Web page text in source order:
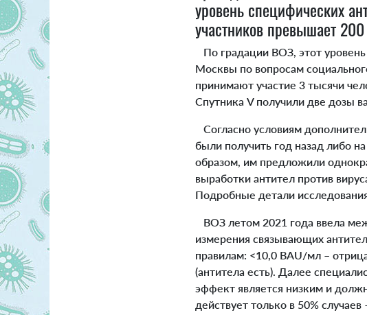
уровень специфических
участников превышает
По градации ВОЗ, этот
Москвы по вопросам
принимают участие 3 тысячи
Спутника V получили две дозы
Согласно условиям
были получить год назад либо
образом, им предложили
выработки антител против
Подробные детали
ВОЗ летом 2021 года ввела
измерения связывающих
правилам: <10,0 BAU/мл –
(антитела есть). Далее
эффект является низким и
действует только в 50%